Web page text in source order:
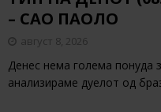
– САО ПАОЛО
август 8, 2026
Денес нема голема понуда
анализираме дуелот од